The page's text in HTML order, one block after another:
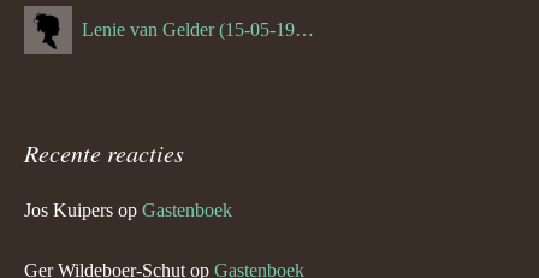
Lenie van Gelder (15-05-1970)
Recente reacties
Jos Kuipers op Gastenboek
Ger Wildeboer-Schut op Gastenboek